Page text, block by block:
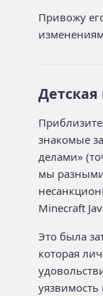
Привожу
знакомые
делами»
мы
Minecraft
Это была
которая